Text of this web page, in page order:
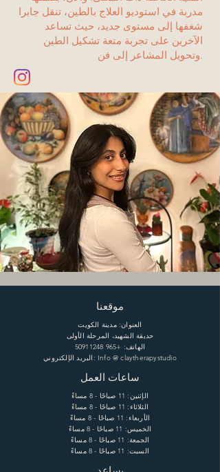
مدربة في استوديو العلاج بالطين، تنقل جابرا
شغفها إلى مستوى جديد، حيث تساعد
الآخرين على تجربة متعة تشكيل الطين
وتحويل المشاعر إلى فن.
موقعنا
العنوان: مدينة الكويت
حديقة الشهيد، المرحلة الأولى
الهاتف: +965 50911248
البريد الإلكتروني: Info @ claytherapystudio
ساعات العمل
الإثنين: 11 صباحًا - 8 مساءً
الثلاثاء: 11 صباحًا - 8 مساءً
الأربعاء: 11 صباحًا - 8 مساءً
الخميس: 11 صباحًا - 8 مساءً
الجمعة: 11 صباحًا - 8 مساءً
السبت: 11 صباحًا - 8 مساءً